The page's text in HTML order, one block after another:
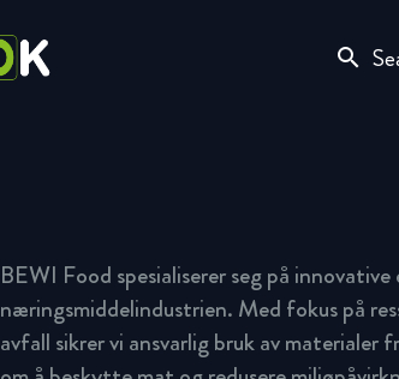
search
BEWI Food spesialiserer seg på
næringsmiddelindustrien. Med fokus på
avfall sikrer vi ansvarlig bruk av materialer